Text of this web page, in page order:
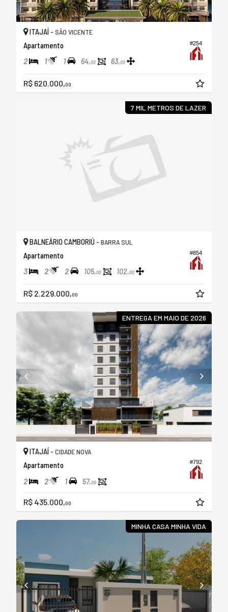
#254
ITAJAÍ - SÃO VICENTE
Apartamento
2 1 1 64,00 63,00
R$ 620.000,00
7 MIL METROS DE LAZER
#854
BALNEÁRIO CAMBORIÚ - BARRA SUL
Apartamento
3 2 2 105,00 102,00
R$ 2.229.000,00
ENTREGA EM MAIO DE 2026
#792
ITAJAÍ - CIDADE NOVA
Apartamento
2 2 1 57,00
R$ 435.000,00
MINHA CASA MINHA VIDA